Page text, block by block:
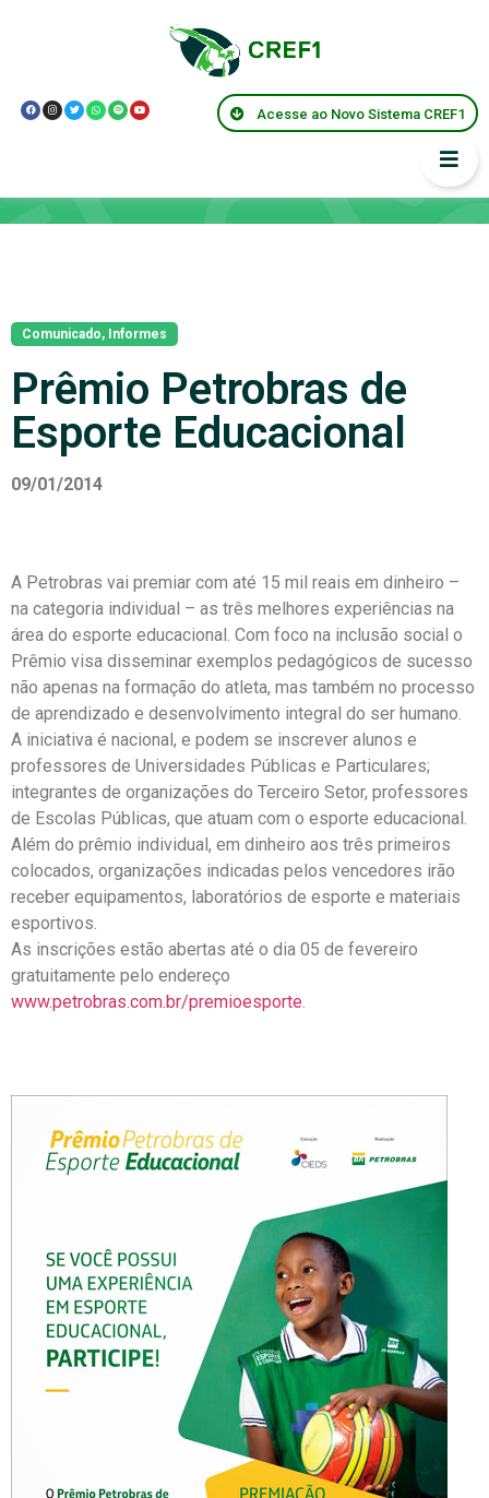
Acesse ao Novo Sistema CREF1
Comunicado, Informes
Prêmio Petrobras de
Esporte Educacional
09/01/2014
A Petrobras vai premiar com até 15 mil reais em dinheiro –
na categoria individual – as três melhores experiências na
área do esporte educacional. Com foco na inclusão social o
Prêmio visa disseminar exemplos pedagógicos de sucesso
não apenas na formação do atleta, mas também no processo
de aprendizado e desenvolvimento integral do ser humano.
A iniciativa é nacional, e podem se inscrever alunos e
professores de Universidades Públicas e Particulares;
integrantes de organizações do Terceiro Setor, professores
de Escolas Públicas, que atuam com o esporte educacional.
Além do prêmio individual, em dinheiro aos três primeiros
colocados, organizações indicadas pelos vencedores irão
receber equipamentos, laboratórios de esporte e materiais
esportivos.
As inscrições estão abertas até o dia 05 de fevereiro
gratuitamente pelo endereço
www.petrobras.com.br/premioesporte.